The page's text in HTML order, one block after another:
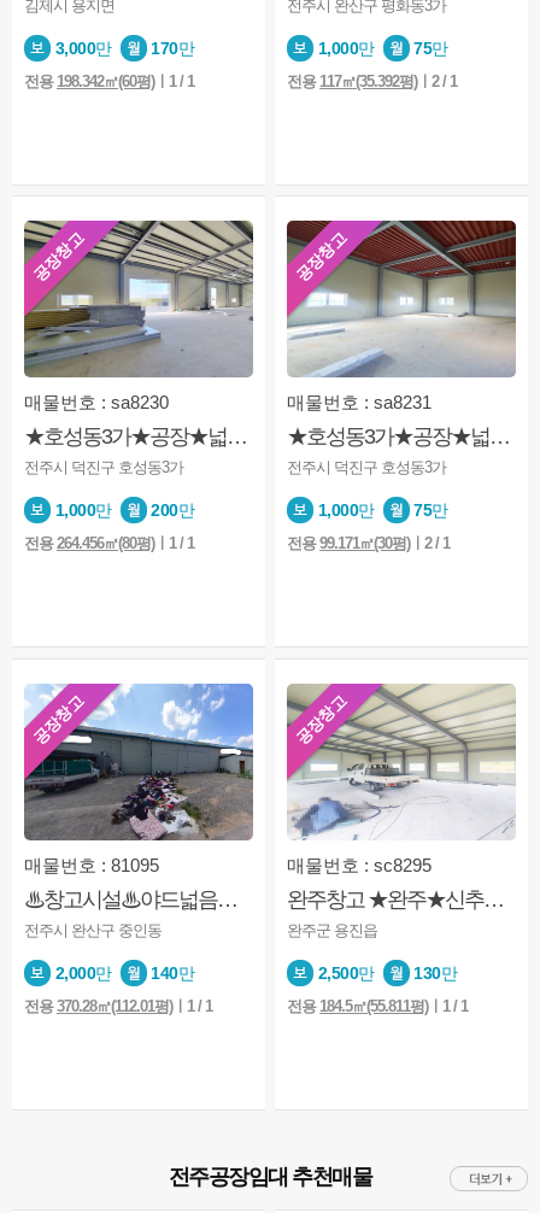
김제시 용지면
3,000만 170만
전용 198.342㎡(60평)ㅣ1 / 1
전주시 완산구 평화동3가
1,000만 75만
전용 117㎡(35.392평)ㅣ2 / 1
공장창고
매물번호 : sa8230
★호성동3가★공장★넓은주차장★2종근생★신축
전주시 덕진구 호성동3가
1,000만 200만
전용264.456㎡(80평)ㅣ1 / 1
공장창고
매물번호 : sa8231
★호성동3가★공장★넓은주차장★2종근생★신축★1층
전주시 덕진구 호성동3가
1,000만 75만
전용99.171㎡(30평)ㅣ2 / 1
공장창고
매물번호 : 81095
♨창고시설♨야드넓음♨접근성 좋음♨
전주시 완산구 중인동
2,000만 140만
전용370.28㎡(112.01평)ㅣ1 / 1
공장창고
매물번호 : sc8295
완주창고 ★완주★신추창고★제조업★2종근생★마당넓음
완주군 용진읍
2,500만 130만
전용 184.5㎡(55.811평)ㅣ1 / 1
전주공장임대 추천매물